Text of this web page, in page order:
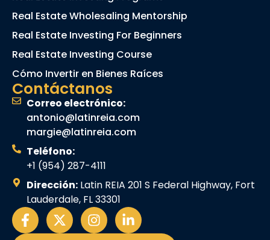
Real Estate Wholesaling Mentorship
Real Estate Investing For Beginners
Real Estate Investing Course
Cómo Invertir en Bienes Raíces
Contáctanos
Correo electrónico:
antonio@latinreia.com
margie@latinreia.com
Teléfono:
+1 (954) 287-4111
Dirección:Latin REIA 201 S Federal Highway, Fort
Lauderdale, FL 33301